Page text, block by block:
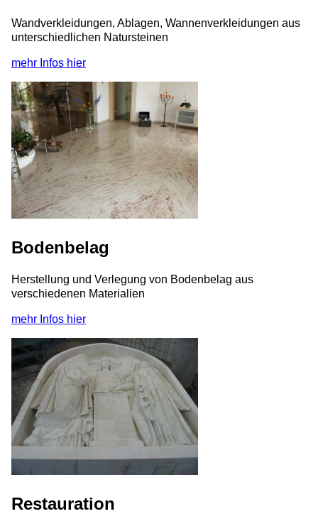
Wandverkleidungen, Ablagen, Wannenverkleidungen aus
unterschiedlichen Natursteinen
mehr Infos hier
Bodenbelag
Herstellung und Verlegung von Bodenbelag aus
verschiedenen Materialien
mehr Infos hier
Restauration